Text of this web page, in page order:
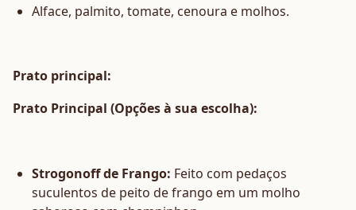
Alface, palmito, tomate, cenoura e molhos.
Prato principal:
Prato Principal (Opções à sua escolha):
Strogonoff de Frango: Feito com pedaços
suculentos de peito de frango em um molho